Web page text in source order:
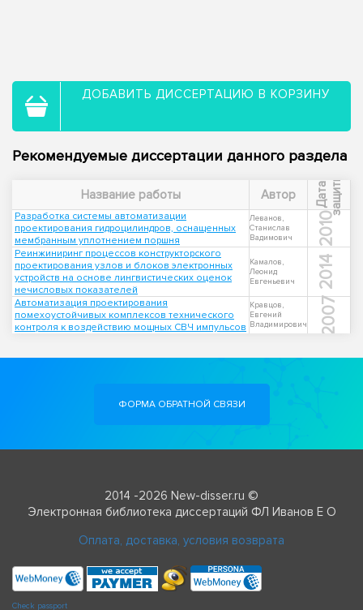
ДОБАВИТЬ ДИССЕРТАЦИЮ В КОРЗИНУ
Рекомендуемые диссертации данного раздела
Название работы Автор Д
а
т
а
з
а
щ
и
т ы
Разработка системы автоматизации
проектирования гидроцилиндров, оснащенных
мембранным уплотнением поршня
Леванов,
Станислав
Вадимович
2010
Реинжиниринг процессов конструкторского
проектирования узлов и блоков электронных
устройств на основе лингвистических оценок
нечисловых показателей
Камалов,
Леонид
Евгеньевич
2014
Автоматизация проектирования
помехоустойчивых комплексов технического
контроля к воздействию мощных СВЧ импульсов
Кравцов,
Евгений
Владимирович
2007
ФОРМА ОБРАТНОЙ СВЯЗИ
2014 -2026 New-disser.ru ©
Электронная библиотека диссертаций ФЛ Иванов Е О
Оплата, доставка, условия возврата
Check passport